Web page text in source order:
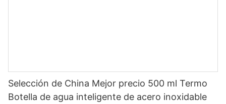
Selección de China Mejor precio 500 ml Termo
Botella de agua inteligente de acero inoxidable